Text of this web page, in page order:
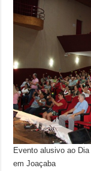
Evento alusivo ao
em Joaçaba